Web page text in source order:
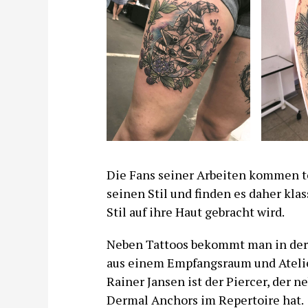
Die Fans seiner Arbeiten kommen
seinen Stil und finden es daher
Stil auf ihre Haut gebracht wird.
Neben Tattoos bekommt man in
aus einem Empfangsraum und
Rainer Jansen ist der Piercer, der
Dermal Anchors im Repertoire hat.